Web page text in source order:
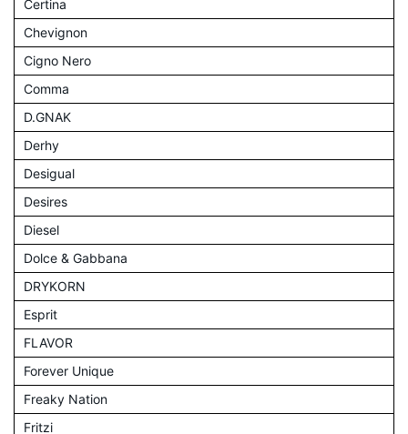
Certina
Chevignon
Cigno Nero
Comma
D.GNAK
Derhy
Desigual
Desires
Diesel
Dolce & Gabbana
DRYKORN
Esprit
FLAVOR
Forever Unique
Freaky Nation
Fritzi